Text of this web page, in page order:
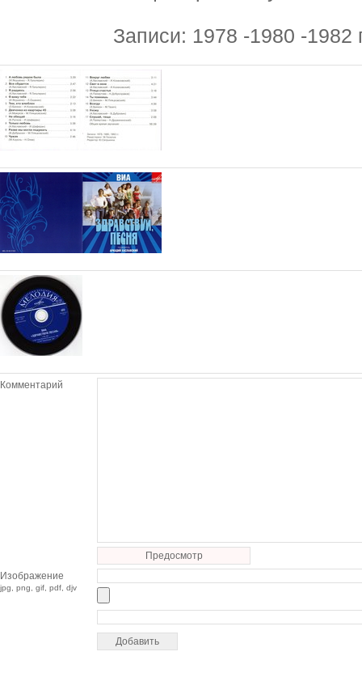
Записи: 1978 -1980 -1982
Комментарий
Предосмотр
Изображение
jpg, png, gif, pdf, djv